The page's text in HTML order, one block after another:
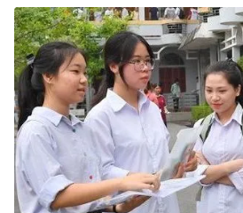
THỜI BÁO VTV
Theo dõi báo trên
Cơ quan chủ quản: Đài Truyền hình
Cơ quan báo chí:Thời báo VTV
Giấy phép hoạt động báo in và báo